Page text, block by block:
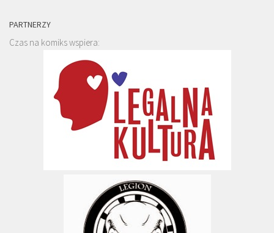
PARTNERZY
Czas na komiks wspiera: